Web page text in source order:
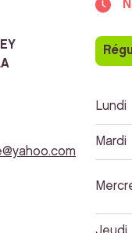
Lundi
Mardi